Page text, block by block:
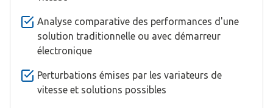
Analyse comparative des performances d'une
solution traditionnelle ou avec démarreur
électronique
Perturbations émises par les variateurs de
vitesse et solutions possibles